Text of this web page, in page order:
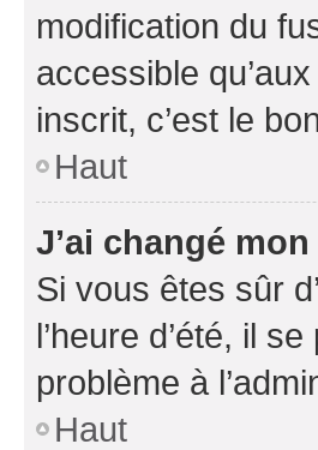
modification du
accessible
inscrit, c’est le
Haut
J’ai changé
Si vous êtes sûr
l’heure d’été, il
problème à
Haut